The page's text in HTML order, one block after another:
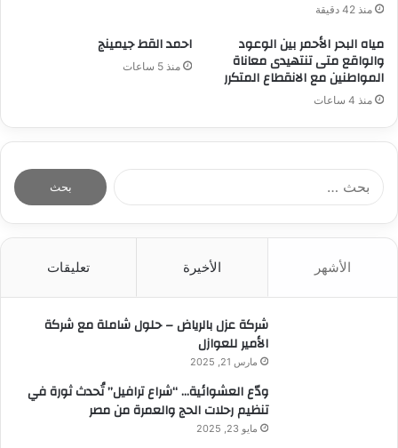
منذ 42 دقيقة
مياه البحر الأحمر بين الوعود
والواقع متى تنتهيدى معاناة
المواطنين مع الانقطاع المتكرر
منذ 4 ساعات
احمد القط جيمينج
منذ 5 ساعات
الأشهر الأخيرة تعليقات
شركة عزل بالرياض – حلول شاملة مع شركة
الأمير للعوازل
مارس 21, 2025
ودّع العشوائية… “شراع ترافيل” تُحدث ثورة في
تنظيم رحلات الحج والعمرة من مصر
مايو 23, 2025